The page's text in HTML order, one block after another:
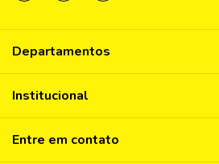
Departamentos
Institucional
Entre em contato